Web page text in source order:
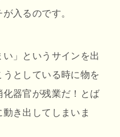
入るのです。
」というサインを出
としている時に物を
器官が残業だ！とば
き出してしまいま